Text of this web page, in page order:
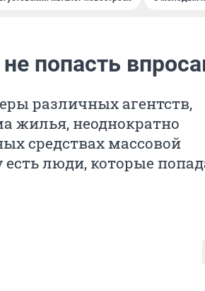
попасть
различных агентств,
жилья, неоднократно
средствах массовой
люди, которые